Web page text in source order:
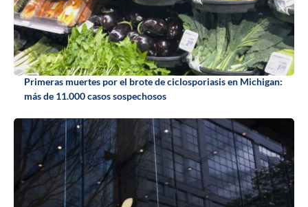
Primeras muertes por el brote de ciclosporiasis en Michigan:
más de 11.000 casos sospechosos